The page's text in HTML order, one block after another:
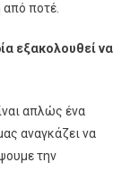
από ποτέ.
εξακολουθεί να
απλώς ένα
αναγκάζει να
την